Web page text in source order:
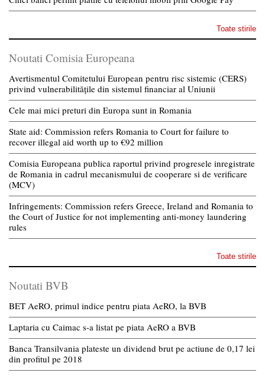
Toate stirile
Noutati Comisia Europeana
Avertismentul Comitetului European pentru risc sistemic (CERS)
privind vulnerabilitățile din sistemul financiar al Uniunii
Cele mai mici preturi din Europa sunt in Romania
State aid: Commission refers Romania to Court for failure to
recover illegal aid worth up to €92 million
Comisia Europeana publica raportul privind progresele inregistrate
de Romania in cadrul mecanismului de cooperare si de verificare
(MCV)
Infringements: Commission refers Greece, Ireland and Romania to
the Court of Justice for not implementing anti-money laundering
rules
Toate stirile
Noutati BVB
BET AeRO, primul indice pentru piata AeRO, la BVB
Laptaria cu Caimac s-a listat pe piata AeRO a BVB
Banca Transilvania plateste un dividend brut pe actiune de 0,17 lei
din profitul pe 2018